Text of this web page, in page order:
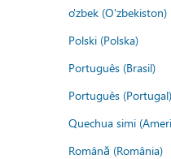
o'zbek (O'zbekiston)
Polski (Polska)
Português (Brasil)
Português (Portugal)
Quechua simi
Română (România)